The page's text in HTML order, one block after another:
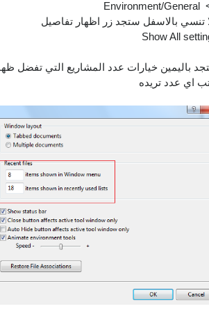
-->
تنسي بالاسفل ستجد زر اظهار تفاصيل
Show All
باليمين خيارات عدد المشاريع التي تفضل
اي عدد تريده